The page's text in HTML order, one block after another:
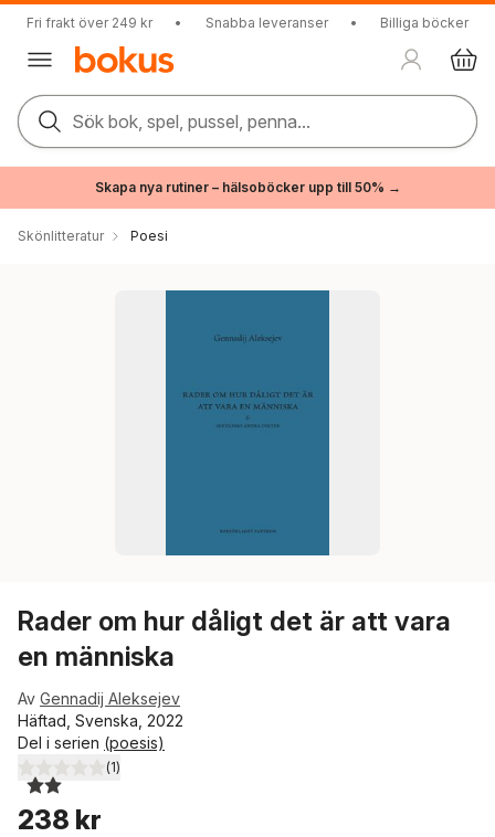
Fri frakt över 249 kr • Snabba leveranser • Billiga böcker
Sök bok, spel, pussel, penna...
Skapa nya rutiner – hälsoböcker upp till 50% →
Skönlitteratur Poesi
Rader om hur dåligt det är att vara
en människa
Av Gennadij Aleksejev
Häftad, Svenska, 2022
Del i serien (poesis)
2,0utav 5 stjärnor. Totalt antal röster:
(1)
238 kr